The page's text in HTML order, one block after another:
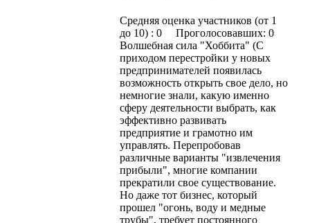
Средняя оценка участников (от 1
до 10) : 0 Проголосовавших: 0
Волшебная сила "Хоббита" (С
приходом перестройки у новых
предпринимателей появилась
возможность открыть свое дело, но
немногие знали, какую именно
сферу деятельности выбрать, как
эффективно развивать
предприятие и грамотно им
управлять. Перепробовав
различные варианты "извлечения
прибыли", многие компании
прекратили свое существование.
Но даже тот бизнес, который
прошел "огонь, воду и медные
трубы", требует постоянного